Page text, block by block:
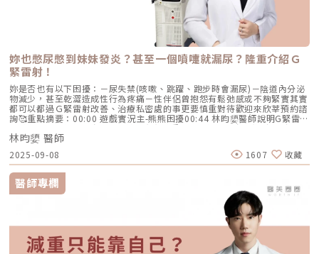
疼痛的現代上班族來說，是一大福音。誰適合無雙電波 DENSITY？身為醫
師，我會根據每個人的膚況給予客觀建議。以下幾類人，我特別推薦嘗試無
雙電波： 輕熟齡族群：感覺臉部線條開始模糊，或者上妝時明顯感覺「抓
不住」粉底，這通常是真皮層膠原蛋白流失的警訊。 希望改善身體鬆弛
者：很多人不知道無雙電波也可用於腹部、大腿。對於產後媽媽或體重劇烈
減輕後產生的皮褶，它能提供非常棒的緊實效果。 醫美新鮮人：如果你第
一次接觸拉提療程，不想要太長的修復期，也害怕動刀，無雙電波是一個非
常穩妥且「效果可見」的起點。 極致追求者：已經定期施作皮秒、音波，
但希望膚觸與彈力能更上一層樓的人。蔡醫師的診間心底話我常說，醫師的
手藝與美感，才是儀器背後的靈魂。無雙電波 DENSITY 給了我們很好的
「武器」，但如何根據病患臉上不同電阻值的脂肪厚度、血管分佈、甚至是
心理預期來調整發數與能量分佈，甚至是使用「全層定靶式拉提」的特殊治
療技巧才是我們最在意的事。在辰美學，我們不提倡「制式化」的發數銷
售，而是強調「客製化」的方案設計。當我看著客人在治療數月後，回診時
帶著自信的笑容，跟我分享她身邊的人都說她變漂亮了，但又感覺不出是做
了什麼大手術，那對我而言是最大的成就感。這種「無痕抗老」的藝術，正
是我們一直在追求的目標。術後照護：讓美麗延續再好的療程也需要正確的
術後維護。雖然無雙電波幾乎沒有修復期，但我仍會叮嚀客人： 保濕、保
濕、再保濕：電波後的肌膚處於高代謝狀態，需要充足的水分支援。 避免
高溫環境：一週內避免溫泉、三溫暖，給予膠原蛋白最安定的修復環境。
防曬不可少：紫外線是膠原蛋白最大的敵人，術後防曬能確保效果不被打
折。結語抗老是一場馬拉松，而不是百米衝刺。選擇像 無雙電波 DENSITY
這樣溫和、高效且多功能的療程，作為你護理肌膚的長期夥伴，是我非常推
薦的投資。找回屬於妳的、那個最緊緻且自信的輪廓。
林彥斌醫師提供）那真的比較嚴重的，需要比較明顯寬度的改變，或是圓周
的改變，那可能就是會需要切除一部分的鼻翼組織，或者是整個基底往內側
移動。稍微補充一下，剛剛提到大部分都是因為寬度，那很多人來的時候不
知道自己鼻翼過寬的，他們大多反應是覺得自己露鼻孔，有些人會覺得鼻孔
外露像澎恰恰會漏財，其實他不是只有後縮而已，他還有整個圓周比較大，
也就是較特殊的「靠外側鼻孔後縮」的患者，因此除了內縮鼻翼，還需要縮
短它的圓周，減少鼻孔面積。（圖／凡登整形外科-林彥斌醫師提供）縮鼻
翼手術會不會留疤？跟你選擇的術式有絕對的關係許多人好奇可以單純縮鼻
翼嗎？可以，但是但是一樣要考慮兩眼的間距與鼻頭的相對關係，許多來諮
詢的人會反應覺得自己鼻子很大，問我是不是可以靠縮鼻翼手術改善，的確
縮鼻翼可以改善整體的三角形橫的寬度，但你旁邊的比例變小之後，相對的
中間鼻頭比例會變多，也就是鼻頭會變明顯，所以如果你的鼻頭是大的，單
縮鼻翼會顯得你的鼻頭大的更明顯，這種情況下會建議連同鼻頭一起縮小
(縮鼻翼合併縮鼻頭手術)。一般縫線是大概一週左右就會把縫線拆掉，拆完
之後傷口大概一週到兩週結痂就脫落了，剛脫落的部分會有點像你剛好的痘
疤，會有點色素沉著一點紅褐色，一般一到三個月這個色素沉著的部分就會
慢慢回到接近膚色，通常如果半年左右還會覺得有些交界感的話可以再搭配
飛梭雷射，針對疤痕的部分去做淡化。《點擊看完整文章介紹》文章轉載自
「凡登整形外科-林彥斌醫師專欄」
妳也憋尿憋到妹妹發炎？甚至一個噴嚏就漏尿？隆重介紹Ｇ
緊雷射！
妳是否也有以下困擾：－尿失禁(咳嗽、跳躍、跑步時會漏尿)－陰道內分泌
物減少，甚至乾澀造成性行為疼痛－性伴侶曾抱怨有鬆弛感或不夠緊實其實
都可以都過Ｇ緊雷射改善、治療私密處的事更要慎重對待歡迎來欣莘預約諮
詢🥰重點摘要：00:00 遊戲實況主-熊熊困擾00:44 林昀嬃醫師說明G緊雷射
的特色01:07 熊熊分享G緊雷射的真實感受01:31 熊熊分享術後2週心得💻
📱✉️看完後有興趣的，速洽小編詢問 ⬇️真人諮詢｜
https://lin.ee/DOX0Qme官網資訊｜https://www.newstardr.com/臉書
粉專｜https://www.facebook.com/newstardrIG看案例｜
https://www.instagram.com/newstar.fashion.beauty/緊緻抗老 林昀嬃
醫師 醫美微整型FB粉專｜
https://www.facebook.com/deargracegrace❄️緊緻抗老｜林昀嬃醫師｜
微整型女醫IG｜https://www.instagram.com/deargrace_aesthetic/免
付費諮詢專線：0800-267-518-欣莘時尚美學診所🚩台北市中山區長安東路
二段63號2樓捷運松江南京站4號出口（步行約5分鐘）🚩台北市大安區忠孝
東路四段54號2樓捷運忠孝復興站3號出口(步行約30秒)-▸▸歡迎合作洽談：
info@newstardr.com◂◂🔹圖片案例為本診所治療並簽署授權書同意曝光🔹
任何治療效果皆因人而異，須由醫師當面與您溝通並進行評估
林昀嬃 醫師
2025-09-08 1607 收藏
醫師專欄